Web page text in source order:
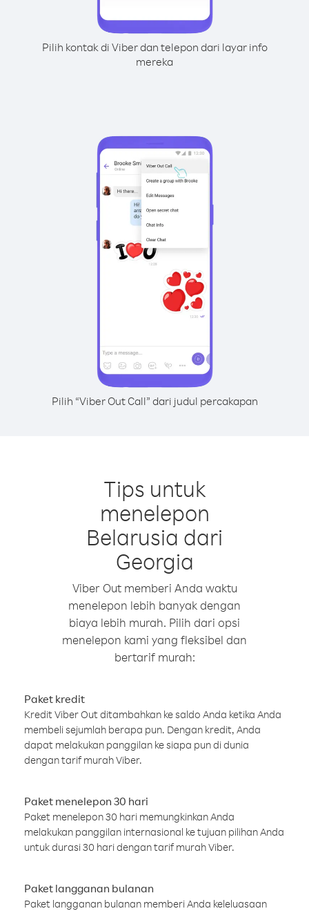
Pilih kontak di Viber dan telepon dari layar info
mereka
Pilih “Viber Out Call” dari judul percakapan
Tips untuk
menelepon
Belarusia dari
Georgia
Viber Out memberi Anda waktu
menelepon lebih banyak dengan
biaya lebih murah. Pilih dari opsi
menelepon kami yang fleksibel dan
bertarif murah:
Paket kredit
Kredit Viber Out ditambahkan ke saldo Anda ketika Anda
membeli sejumlah berapa pun. Dengan kredit, Anda
dapat melakukan panggilan ke siapa pun di dunia
dengan tarif murah Viber.
Paket menelepon 30 hari
Paket menelepon 30 hari memungkinkan Anda
melakukan panggilan internasional ke tujuan pilihan Anda
untuk durasi 30 hari dengan tarif murah Viber.
Paket langganan bulanan
Paket langganan bulanan memberi Anda keleluasaan